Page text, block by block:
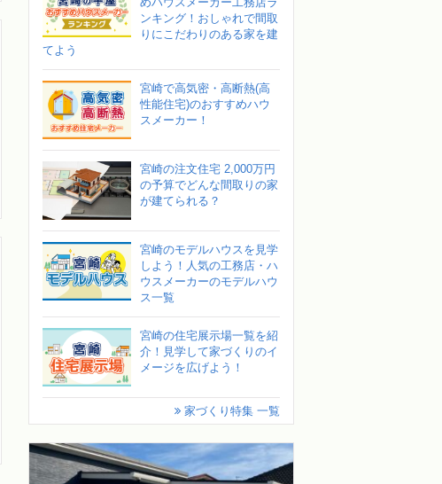
ンキング！おしゃれで間取
りにこだわりのある家を建
てよう
宮崎で高気密・高断熱(高
性能住宅)のおすすめハウ
スメーカー！
宮崎の注文住宅 2,000万円
の予算でどんな間取りの家
が建てられる？
宮崎のモデルハウスを見学
しよう！人気の工務店・ハ
ウスメーカーのモデルハウ
ス一覧
宮崎の住宅展示場一覧を紹
介！見学して家づくりのイ
メージを広げよう！
家づくり特集 一覧